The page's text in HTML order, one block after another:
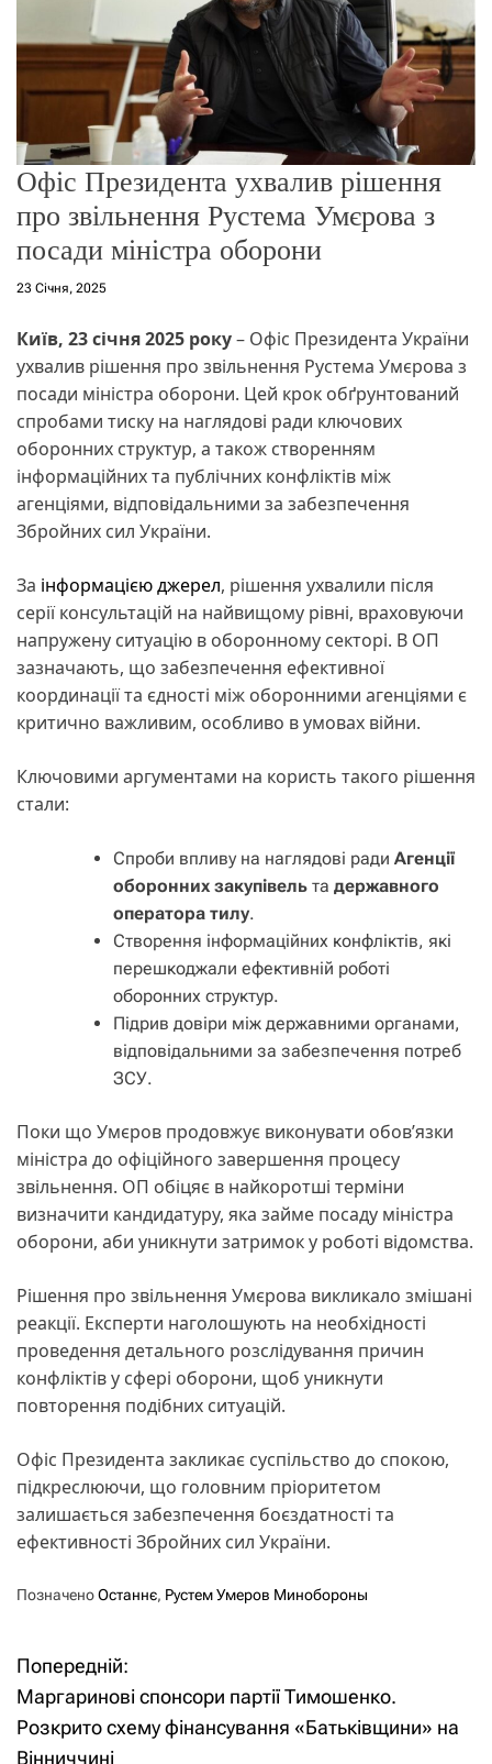
о
р
е
ж
и
м
у
Офіс Президента ухвалив рішення
про звільнення Рустема Умєрова з
посади міністра оборони
23 Січня, 2025
Київ, 23 січня 2025 року– Офіс Президента України
ухвалив рішення про звільнення Рустема Умєрова з
посади міністра оборони. Цей крок обґрунтований
спробами тиску на наглядові ради ключових
оборонних структур, а також створенням
інформаційних та публічних конфліктів між
агенціями, відповідальними за забезпечення
Збройних сил України.
За інформацією джерел, рішення ухвалили після
серії консультацій на найвищому рівні, враховуючи
напружену ситуацію в оборонному секторі. В ОП
зазначають, що забезпечення ефективної
координації та єдності між оборонними агенціями є
критично важливим, особливо в умовах війни.
Ключовими аргументами на користь такого рішення
стали:
Спроби впливу на наглядові ради Агенції
оборонних закупівель та державного
оператора тилу.
Створення інформаційних конфліктів, які
перешкоджали ефективній роботі
оборонних структур.
Підрив довіри між державними органами,
відповідальними за забезпечення потреб
ЗСУ.
Поки що Умєров продовжує виконувати обов’язки
міністра до офіційного завершення процесу
звільнення. ОП обіцяє в найкоротші терміни
визначити кандидатуру, яка займе посаду міністра
оборони, аби уникнути затримок у роботі відомства.
Рішення про звільнення Умєрова викликало змішані
реакції. Експерти наголошують на необхідності
проведення детального розслідування причин
конфліктів у сфері оборони, щоб уникнути
повторення подібних ситуацій.
Офіс Президента закликає суспільство до спокою,
підкреслюючи, що головним пріоритетом
залишається забезпечення боєздатності та
ефективності Збройних сил України.
ПозначеноОстаннє, Рустем Умеров Минобороны
Н
а
Попередній:
Маргаринові спонсори партії Тимошенко.
Розкрито схему фінансування «Батьківщини» на
Вінниччині